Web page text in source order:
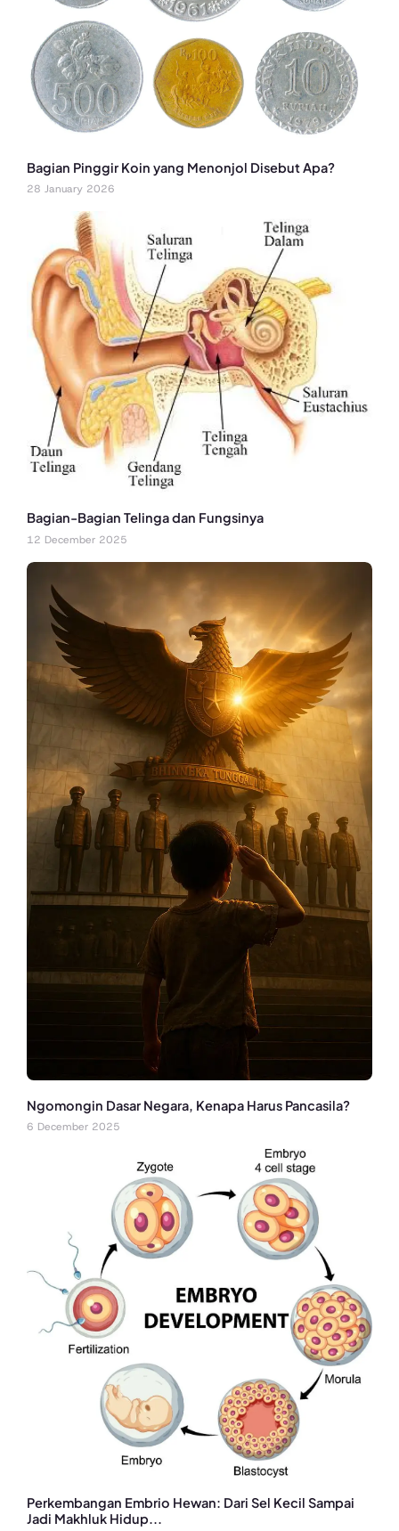
Bagian Pinggir Koin yang Menonjol Disebut Apa?
28 January 2026
Bagian-Bagian Telinga dan Fungsinya
12 December 2025
Ngomongin Dasar Negara, Kenapa Harus Pancasila?
6 December 2025
Perkembangan Embrio Hewan: Dari Sel Kecil Sampai
Jadi Makhluk Hidup...